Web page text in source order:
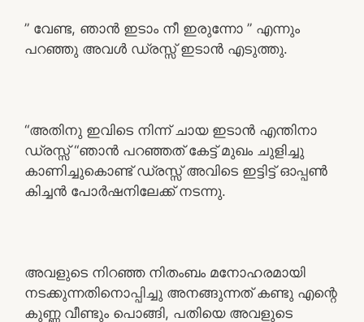
” വേണ്ട, ഞാൻ ഇടാം നീ ഇരുന്നോ ” എന്നും
പറഞ്ഞു അവൾ ഡ്രസ്സ് ഇടാൻ എടുത്തു.
“അതിനു ഇവിടെ നിന്ന് ചായ ഇടാൻ എന്തിനാ
ഡ്രസ്സ് “ഞാൻ പറഞ്ഞത് കേട്ട് മുഖം ചുളിച്ചു
കാണിച്ചുകൊണ്ട് ഡ്രസ്സ് അവിടെ ഇട്ടിട്ട് ഓപ്പൺ
കിച്ചൻ പോർഷനിലേക്ക് നടന്നു.
അവളുടെ നിറഞ്ഞ നിതംബം മനോഹരമായി
നടക്കുന്നതിനൊപ്പിച്ചു അനങ്ങുന്നത് കണ്ടു എന്റെ
കുണ്ണ വീണ്ടും പൊങ്ങി, പതിയെ അവളുടെ